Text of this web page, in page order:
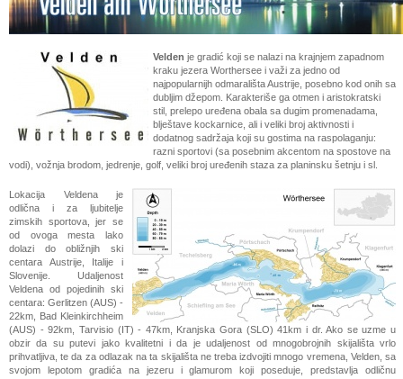
Velden je gradić koji se nalazi na krajnjem zapadnom
kraku jezera Worthersee i važi za jedno od
najpopularnijh odmarališta Austrije, posebno kod onih sa
dubljim džepom. Karakteriše ga otmen i aristokratski
stil, prelepo uređena obala sa dugim promenadama,
blještave kockarnice, ali i veliki broj aktivnosti i
dodatnog sadržaja koji su gostima na raspolaganju:
razni sportovi (sa posebnim akcentom na spostove na
vodi), vožnja brodom, jedrenje, golf, veliki broj uređenih staza za planinsku šetnju i sl.
Lokacija Veldena je
odlična i za ljubitelje
zimskih sportova, jer se
od ovoga mesta lako
dolazi do obližnjih ski
centara Austrije, Italije i
Slovenije. Udaljenost
Veldena od pojedinih ski
centara: Gerlitzen (AUS) -
22km, Bad Kleinkirchheim
(AUS) - 92km, Tarvisio (IT) - 47km, Kranjska Gora (SLO) 41km i dr. Ako se uzme u
obzir da su putevi jako kvalitetni i da je udaljenost od mnogobrojnih skijališta vrlo
prihvatljiva, te da za odlazak na ta skijališta ne treba izdvojiti mnogo vremena, Velden, sa
svojom lepotom gradića na jezeru i glamurom koji poseduje, predstavlja odličnu